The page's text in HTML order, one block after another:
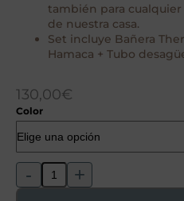
también para cualquier
de nuestra casa.
Set incluye Bañera
Hamaca + Tubo
130,00€
Color
- +